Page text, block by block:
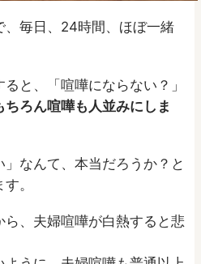
、毎日、24時間、ほぼ一緒
と、「喧嘩にならない？」
ちろん喧嘩も人並みにしま
」なんて、本当だろうか？と
。
、夫婦喧嘩が白熱すると悲